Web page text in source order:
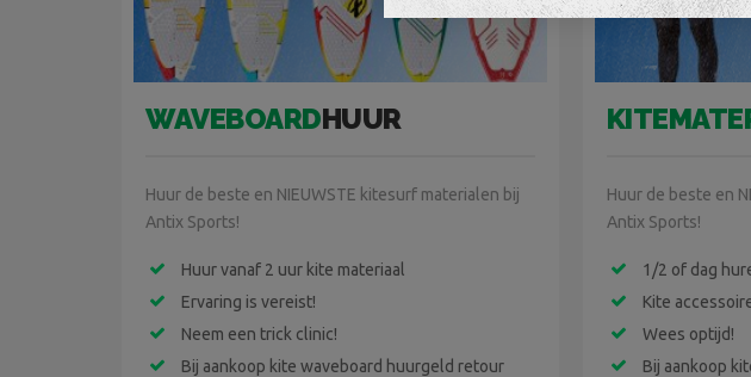
WAVEBOARDHUUR
Huur de beste en NIEUWSTE kitesurf materialen bij
Antix Sports!
Huur vanaf 2 uur kite materiaal
Ervaring is vereist!
Neem een trick clinic!
Bij aankoop kite waveboard huurgeld retour
Huur de beste en
Antix Sports!
1/2 of dag
Kite
Wees optijd!
Bij aankoop